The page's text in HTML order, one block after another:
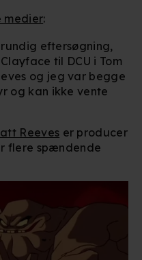
medier:
eftersøgning,
til DCU i Tom
og jeg var begge
og kan ikke vente
Reeves er producer
flere spændende